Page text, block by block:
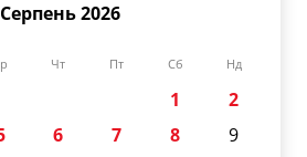
Серпень 2026
Чт Пт Сб Нд
1
2
6 7 8
9